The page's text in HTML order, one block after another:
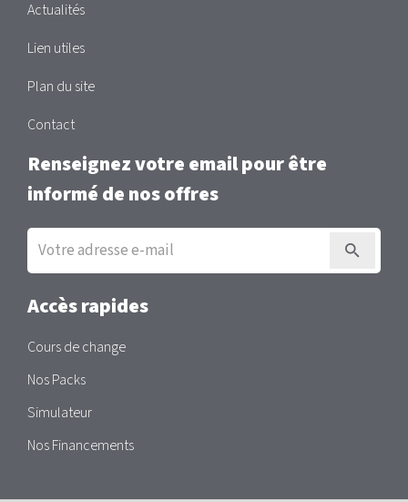
Actualités
Lien utiles
Plan du site
Contact
Renseignez votre email pour être
informé de nos offres
Inscription
la
newsletter
Accès rapides
Cours de change
Nos Packs
Simulateur
Nos Financements